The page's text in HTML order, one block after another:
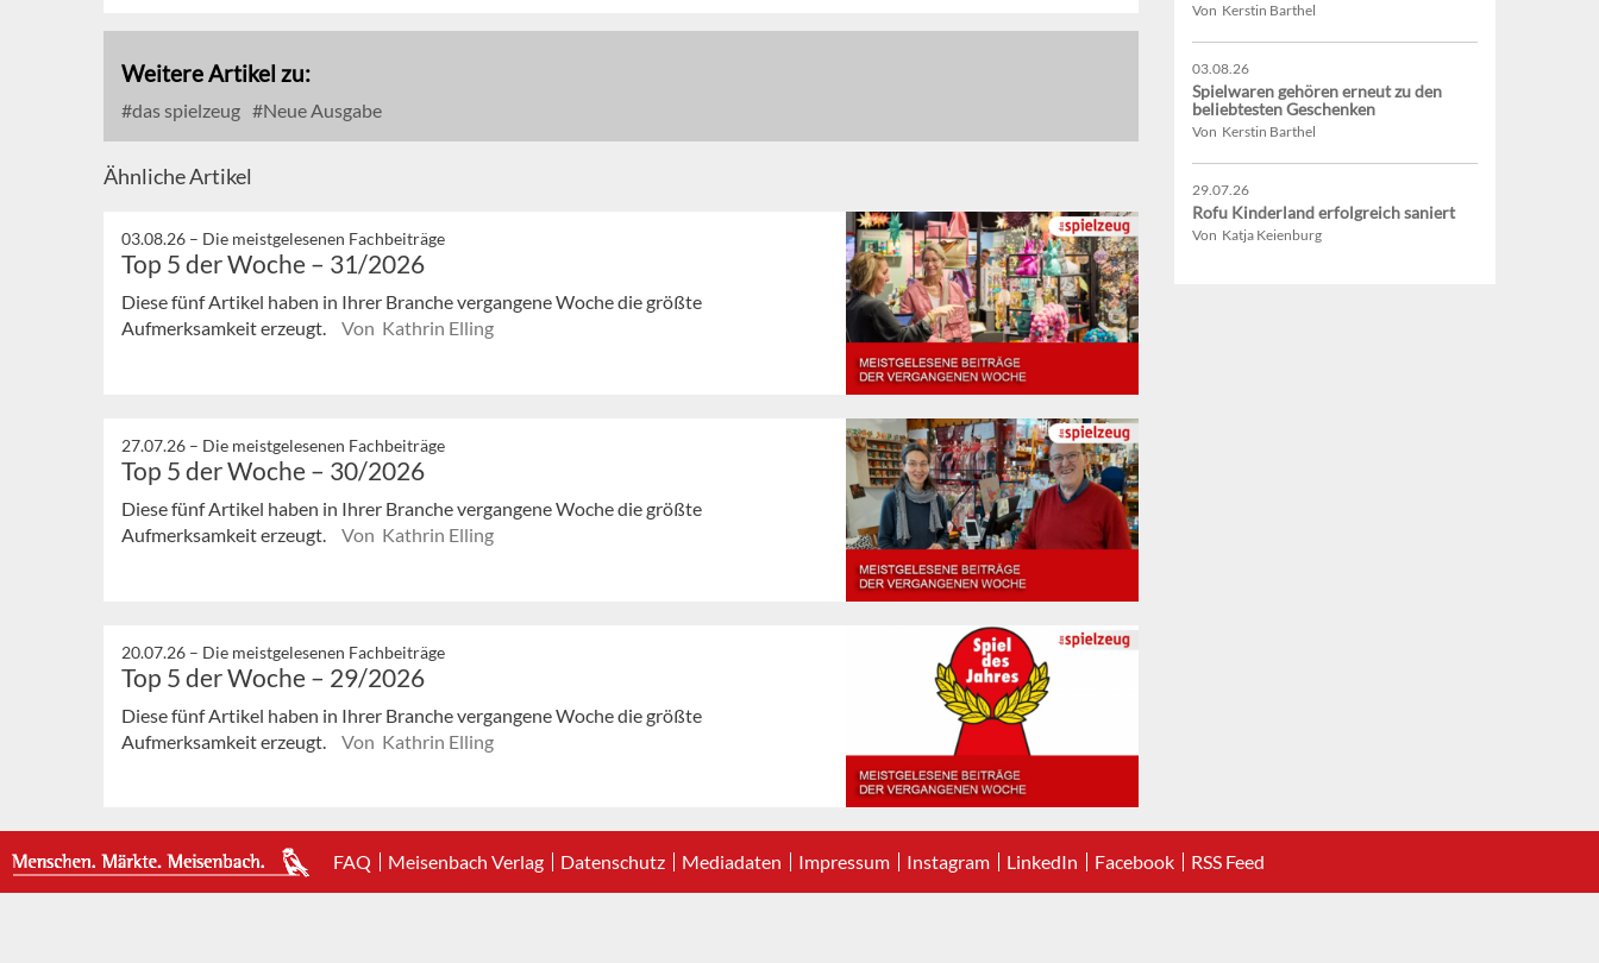
Weitere Artikel zu:
das spielzeug Neue Ausgabe
Ähnliche Artikel
03.08.26 – Die meistgelesenen Fachbeiträge
Top 5 der Woche – 31/2026
Diese fünf Artikel haben in Ihrer Branche vergangene Woche die größte
Aufmerksamkeit erzeugt.
Von Kathrin Elling
27.07.26 – Die meistgelesenen Fachbeiträge
Top 5 der Woche – 30/2026
Diese fünf Artikel haben in Ihrer Branche vergangene Woche die größte
Aufmerksamkeit erzeugt.
Von Kathrin Elling
20.07.26 – Die meistgelesenen Fachbeiträge
Top 5 der Woche – 29/2026
Diese fünf Artikel haben in Ihrer Branche vergangene Woche die größte
Aufmerksamkeit erzeugt.
Von Kathrin Elling
Von Kerstin Barthel
03.08.26
Spielwaren gehören erneut zu den
beliebtesten Geschenken
Von Kerstin Barthel
29.07.26
Rofu Kinderland erfolgreich saniert
Von Katja Keienburg
FAQ Meisenbach Verlag Datenschutz Mediadaten Impressum Instagram LinkedIn Facebook RSS Feed